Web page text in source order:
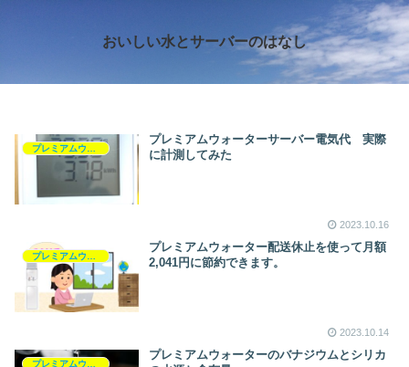
おいしい水とサーバーのはなし
プレミアムウォーターサーバー電気代 実際
に計測してみた
2023.10.16
プレミアムウォーター配送休止を使って月額
2,041円に節約できます。
2023.10.14
プレミアムウォーターのバナジウムとシリカ